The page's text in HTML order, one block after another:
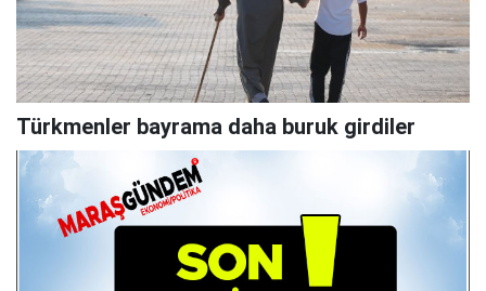
Türkmenler bayrama daha buruk girdiler